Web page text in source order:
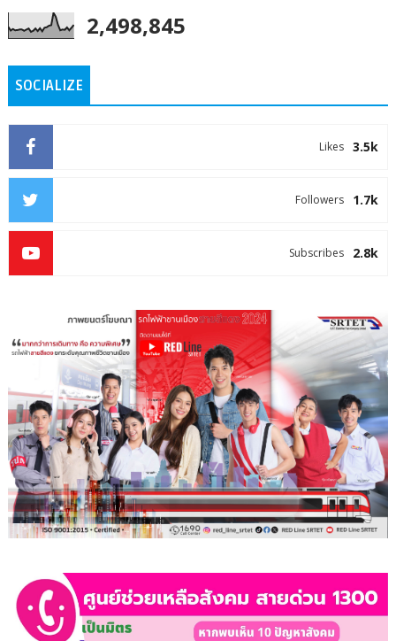
2,498,845
SOCIALIZE
3.5k
Likes
1.7k
Followers
2.8k
Subscribes